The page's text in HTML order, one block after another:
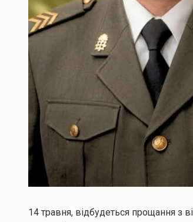
14 травня, відбудеться прощання з